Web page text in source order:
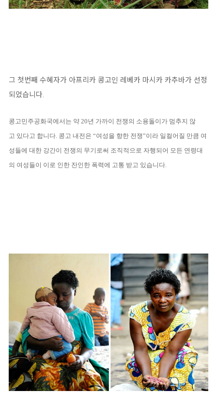
그 첫번째 수혜자가 아프리카 콩고인 레베카 마시카 카추바가 선정
되었습니다.
콩고민주공화국에서는 약 20년 가까이 전쟁의 소용돌이가 멈추지 않
고 있다고 합니다. 콩고 내전은 “여성을 향한 전쟁”이라 일컬어질 만큼 여
성들에 대한 강간이 전쟁의 무기로써 조직적으로 자행되어 모든 연령대
의 여성들이 이로 인한 잔인한 폭력에 고통 받고 있습니다.